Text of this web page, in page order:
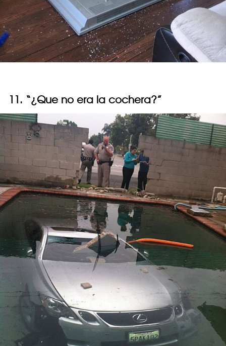
11. “¿Que no era la cochera?”